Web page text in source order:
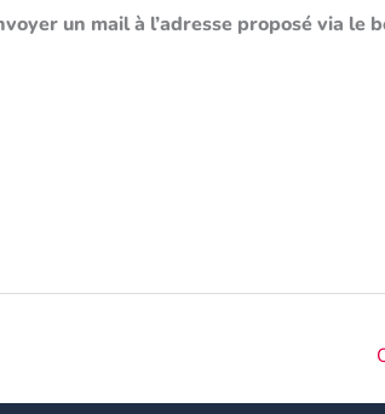
un mail à l’adresse proposé via le